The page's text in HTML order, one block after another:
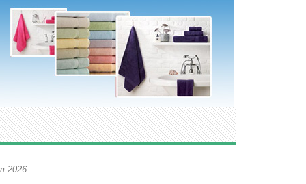
2026